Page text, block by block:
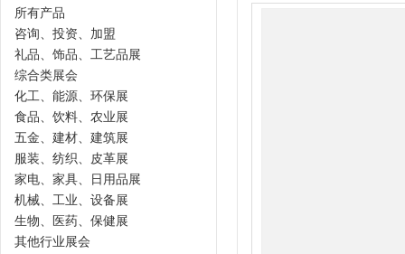
所有产品
咨询、投资、加盟
礼品、饰品、工艺品展
综合类展会
化工、能源、环保展
食品、饮料、农业展
五金、建材、建筑展
服装、纺织、皮革展
家电、家具、日用品展
机械、工业、设备展
生物、医药、保健展
其他行业展会